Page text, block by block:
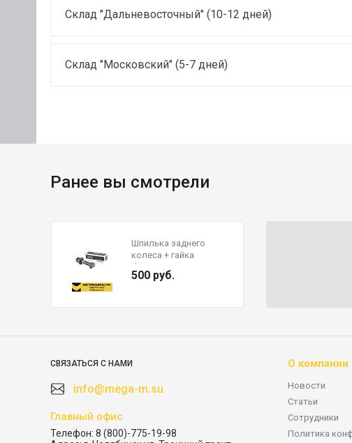
Склад "Дальневосточный" (10-12 дней)
Склад "Московский" (5-7 дней)
Ранее вы смотрели
Шпилька заднего
колеса + гайка
d=22мм L=115/125мм
81.45501.0083 CREATEK
500 руб.
СВЯЗАТЬСЯ С НАМИ
info@mega-m.su
Главный офис
Телефон: 8 (800)-775-19-98
О компании
Новости
Статьи
Сотрудники
Политика